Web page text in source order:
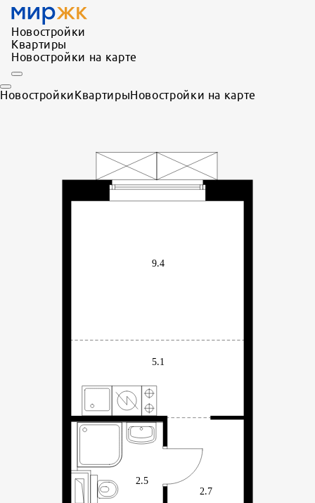
Новостройки
Квартиры
Новостройки на карте
НовостройкиКвартирыНовостройки на карте